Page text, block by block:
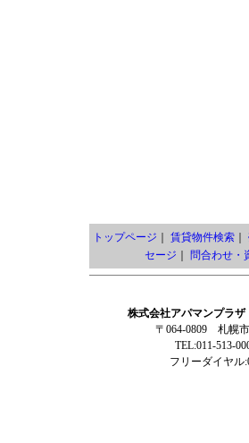
トップページ 賃貸物件検索｜
セージ
問合わせ・
株式会社アパマンプラザ
〒064-0809 札幌
TEL:011-513-
フリーダイヤル